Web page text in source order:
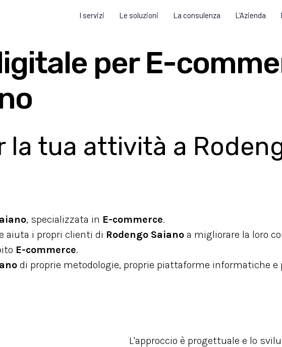
I servizi Le soluzioni La consulenza L'Azienda
per E-
la tua attività a
, specializzata in E-commerce.
aiuta i propri clienti di Rodengo Saiano a migliorare la loro
E-commerce.
di proprie metodologie, proprie piattaforme informatiche
L'approccio è progettuale e lo